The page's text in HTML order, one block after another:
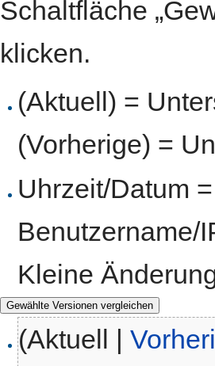
Schaltfläche
klicken.
(Aktuell) =
(Vorherige) =
Uhrzeit/Datum
Benutzername/
Kleine
(Aktuell |